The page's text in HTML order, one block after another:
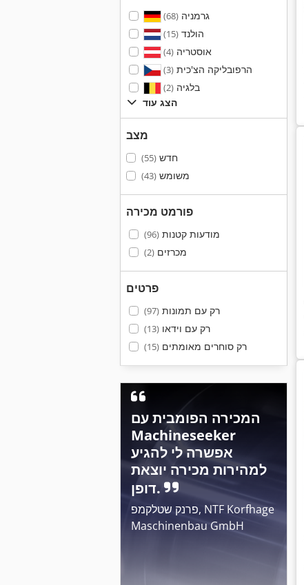
גרמניה(68)
הולנד(15)
אוסטריה(4)
הרפובליקה הצ'כית(3)
בלגיה(2)
הצג עוד
מצב
חדש(55)
משומש(43)
פורמט מכירה
מודעות קטנות(96)
מכרזים(2)
פרטים
רק עם תמונות(97)
רק עם וידאו(13)
רק סוחרים מאומתים(15)
המכירה הפומבית עם
Machineseeker
אפשרה לי להגיע
למהירות מכירה יוצאת
דופן.
פרנק שטלקמפ, NTF Korfhage
Maschinenbau GmbH